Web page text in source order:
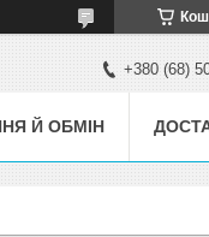
+380 (68)
Й ОБМІН